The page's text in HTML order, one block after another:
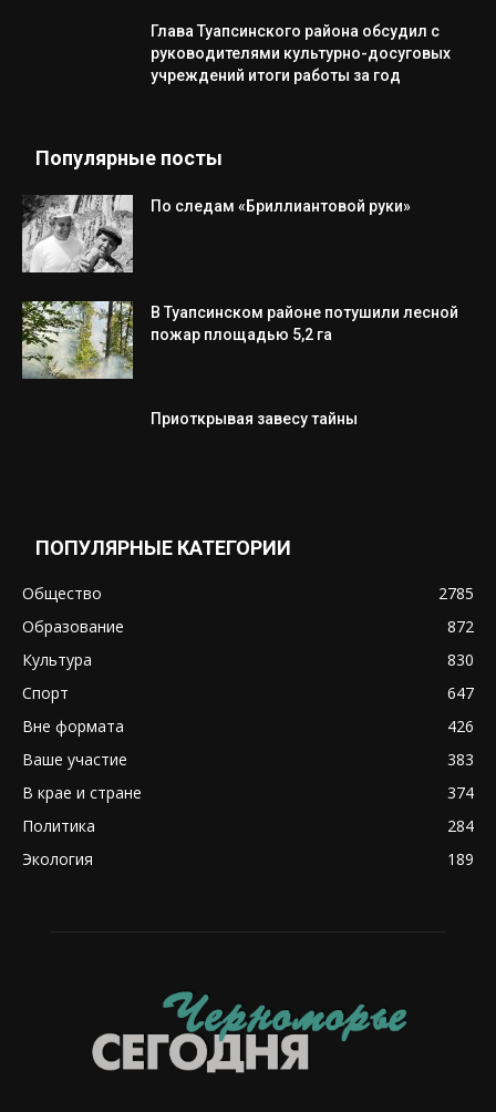
Глава Туапсинского района обсудил с
руководителями культурно-досуговых
учреждений итоги работы за год
Популярные посты
По следам «Бриллиантовой руки»
В Туапсинском районе потушили лесной
пожар площадью 5,2 га
Приоткрывая завесу тайны
ПОПУЛЯРНЫЕ КАТЕГОРИИ
Общество
2785
Образование
872
Культура
830
Спорт
647
Вне формата
426
Ваше участие
383
В крае и стране
374
Политика
284
Экология
189